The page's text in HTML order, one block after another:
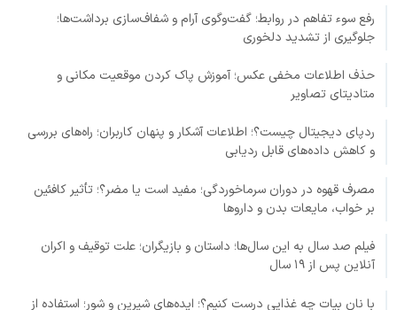
رفع سوء تفاهم در روابط؛ گفت‌وگوی آرام و شفاف‌سازی برداشت‌ها؛
جلوگیری از تشدید دلخوری
حذف اطلاعات مخفی عکس؛ آموزش پاک کردن موقعیت مکانی و
متادیتای تصاویر
ردپای دیجیتال چیست؟؛ اطلاعات آشکار و پنهان کاربران؛ راه‌های بررسی
و کاهش داده‌های قابل ردیابی
مصرف قهوه در دوران سرماخوردگی؛ مفید است یا مضر؟؛ تأثیر کافئین
بر خواب، مایعات بدن و داروها
فیلم صد سال به این سال‌ها؛ داستان و بازیگران؛ علت توقیف و اکران
آنلاین پس از ۱۹ سال
با نان بیات چه غذایی درست کنیم؟؛ ایده‌های شیرین و شور؛ استفاده از